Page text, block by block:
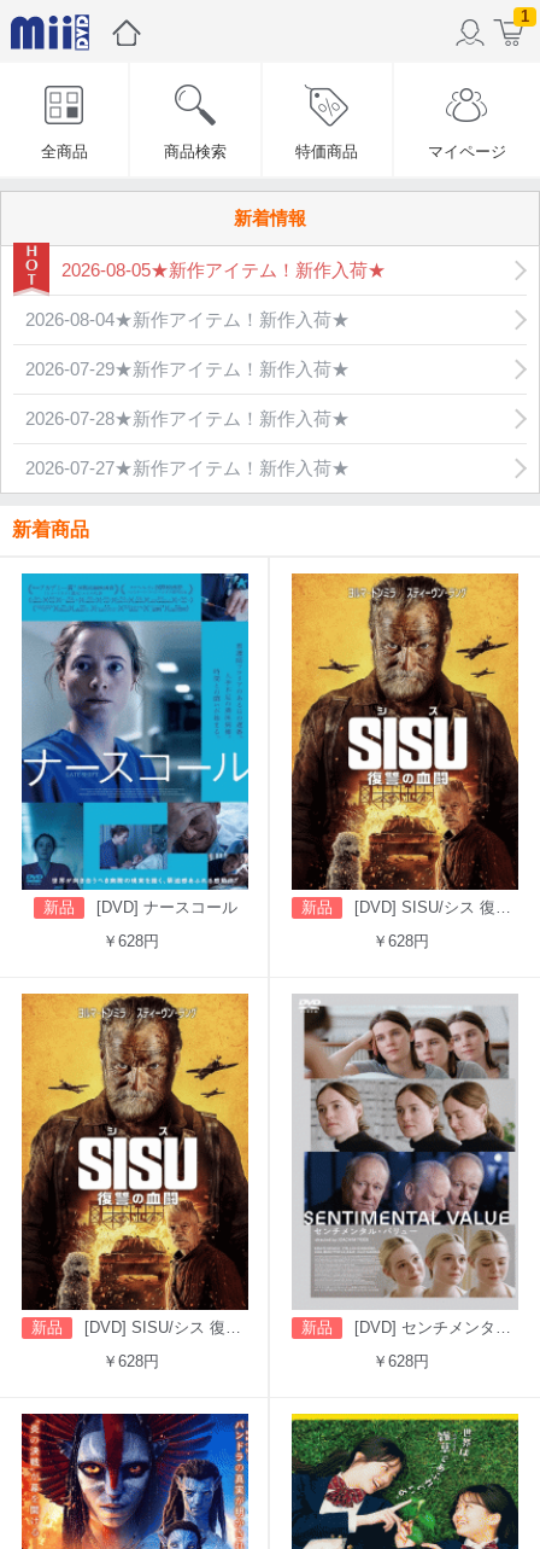
1
全商品 商品検索 特価商品 マイページ
新着情報
2026-08-05★新作アイテム！新作入荷★
2026-08-04★新作アイテム！新作入荷★
2026-07-29★新作アイテム！新作入荷★
2026-07-28★新作アイテム！新作入荷★
2026-07-27★新作アイテム！新作入荷★
新着商品
新品
[DVD] ナースコール
￥628円
新品
[DVD] SISU/シス 復讐の血闘（吹替版）
￥628円
新品
[DVD] SISU/シス 復讐の血闘（字幕版）
￥628円
新品
[DVD] センチメンタル・バリュー
￥628円